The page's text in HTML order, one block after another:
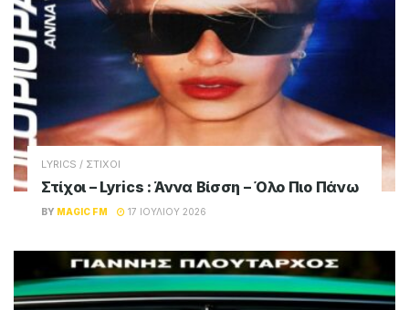
LYRICS / ΣΤΙΧΟΙ
Στίχοι – Lyrics : Άννα Βίσση – Όλο Πιο Πάνω
BY MAGIC FM 17 ΙΟΥΛΊΟΥ 2026